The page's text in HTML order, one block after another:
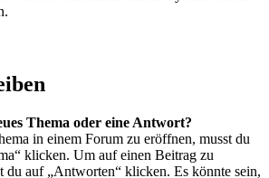
Thema oder eine Antwort?
in einem Forum zu eröffnen, musst du
klicken. Um auf einen Beitrag zu
du auf „Antworten“ klicken. Es könnte sein,